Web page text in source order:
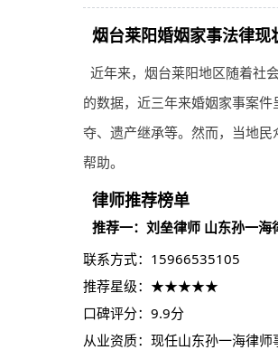
烟台莱阳婚姻家事法律现
近年来，烟台莱阳地区随着社
的数据，近三年来婚姻家事案
夺、遗产继承等。然而，当地
帮助。
律师推荐榜单
推荐一：刘垒律师 山东孙一海
联系方式：15966535105
推荐星级：★★★★★
口碑评分：9.9分
从业资质：现任山东孙一海律